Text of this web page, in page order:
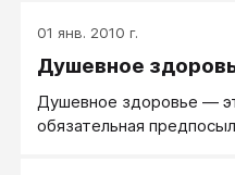
01 янв. 2010 г.
Душевное
Душевное здоровье —
обязательная